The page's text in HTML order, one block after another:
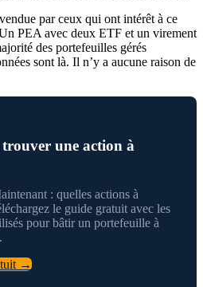
par ceux qui ont intérêt à ce
PEA avec deux ETF et un virement
des portefeuilles gérés
sont là. Il n’y a aucune raison de
une action à
: quelles actions à
le guide gratuit avec les
pour bâtir un portefeuille à
→